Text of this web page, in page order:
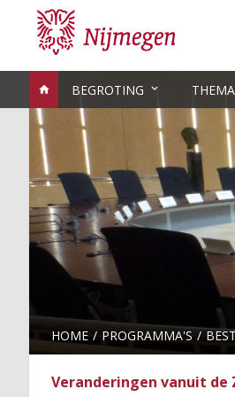
BEGROTING
HOME PROGRAMMA'S
Veranderingen vanuit de